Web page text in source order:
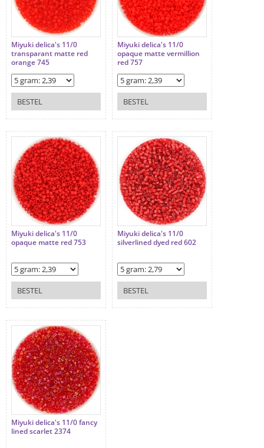
Miyuki delica's 11/0
transparant matte red
orange 745
BESTEL
Miyuki delica's 11/0
opaque matte vermillion
red 757
BESTEL
Miyuki delica's 11/0
opaque matte red 753
BESTEL
Miyuki delica's 11/0
silverlined dyed red 602
BESTEL
Miyuki delica's 11/0 fancy
lined scarlet 2374